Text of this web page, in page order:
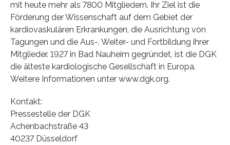
mit heute mehr als 7800 Mitgliedern. Ihr Ziel ist die
Förderung der Wissenschaft auf dem Gebiet der
kardiovaskulären Erkrankungen, die Ausrichtung von
Tagungen und die Aus-, Weiter- und Fortbildung ihrer
Mitglieder. 1927 in Bad Nauheim gegründet, ist die DGK
die älteste kardiologische Gesellschaft in Europa.
Weitere Informationen unter www.dgk.org.
Kontakt:
Pressestelle der DGK
Achenbachstraße 43
40237 Düsseldorf